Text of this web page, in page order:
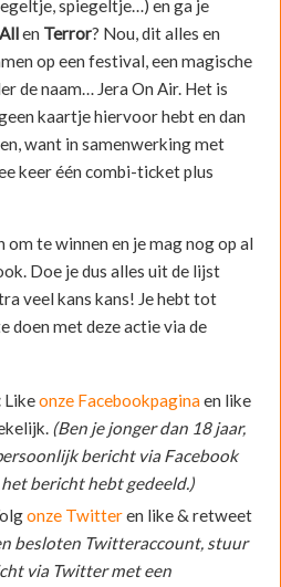
spiegeltje…) en ga je
en Terror? Nou, dit alles en
op een festival, een magische
de naam… Jera On Air. Het is
kaartje hiervoor hebt en dan
want in samenwerking met
keer één combi-ticket plus
om te winnen en je mag nog op al
Doe je dus alles uit de lijst
veel kans kans! Je hebt tot
doen met deze actie via de
Likeonze Facebookpaginaen like
(Ben je jonger dan 18 jaar,
bericht via Facebook
bericht hebt gedeeld.)
onze Twitteren like & retweet
besloten Twitteraccount, stuur
via Twitter met een